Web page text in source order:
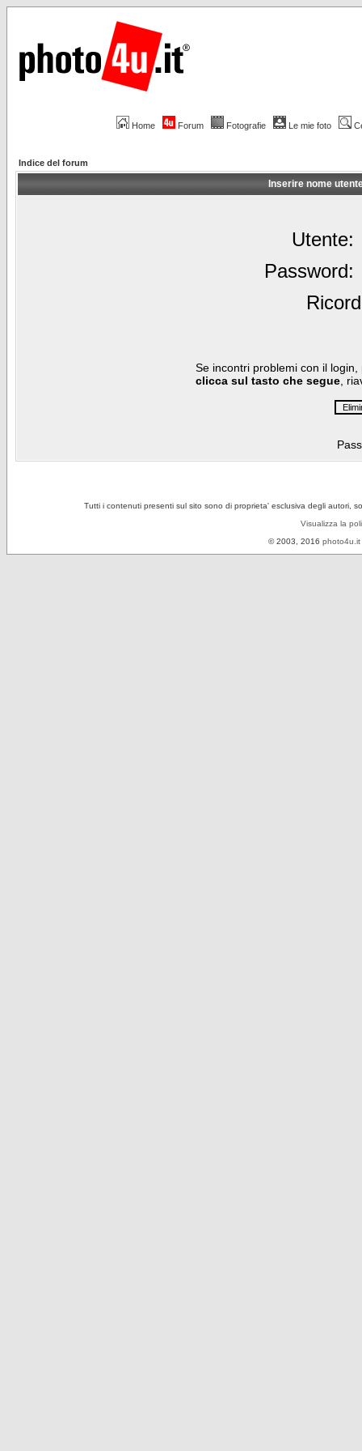
Home Forum Fotografie Le mie foto
Indice del forum
Inserire nome
Utente:
Password:
Se incontri problemi con il
clicca sul tasto che segue ,
Tutti i contenuti presenti sul sito sono di proprieta' esclusiva degli autori,
Visualizza la
© 2003, 2016 photo4u.it